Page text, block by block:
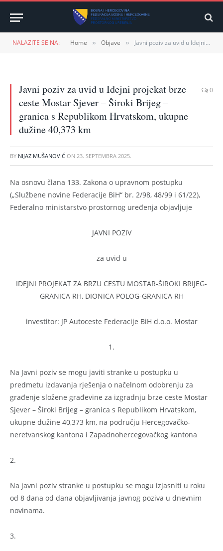
NALAZITE SE NA: Home » Objave » Javni poziv za uvid u Idejni projekat brze ceste Mostar Sjever – Široki Brijeg – granica s Republikom Hrvatskom, ukupne dužine 40,373 km
Javni poziv za uvid u Idejni projekat brze
ceste Mostar Sjever – Široki Brijeg –
granica s Republikom Hrvatskom, ukupne
dužine 40,373 km
0
BY NIJAZ MUŠANOVIĆ ON 23. SEPTEMBRA 2025.
Na osnovu člana 133. Zakona o upravnom postupku
(„Službene novine Federacije BiH“ br. 2/98, 48/99 i 61/22),
Federalno ministarstvo prostornog uređenja objavljuje
JAVNI POZIV
za uvid u
IDEJNI PROJEKAT ZA BRZU CESTU MOSTAR-ŠIROKI BRIJEG-
GRANICA RH, DIONICA POLOG-GRANICA RH
investitor: JP Autoceste Federacije BiH d.o.o. Mostar
1.
Na Javni poziv se mogu javiti stranke u postupku u
predmetu izdavanja rješenja o načelnom odobrenju za
građenje složene građevine za izgradnju brze ceste Mostar
Sjever – Široki Brijeg – granica s Republikom Hrvatskom,
ukupne dužine 40,373 km, na području Hercegovačko-
neretvanskog kantona i Zapadnohercegovačkog kantona
2.
Na javni poziv stranke u postupku se mogu izjasniti u roku
od 8 dana od dana objavljivanja javnog poziva u dnevnim
novinama.
3.